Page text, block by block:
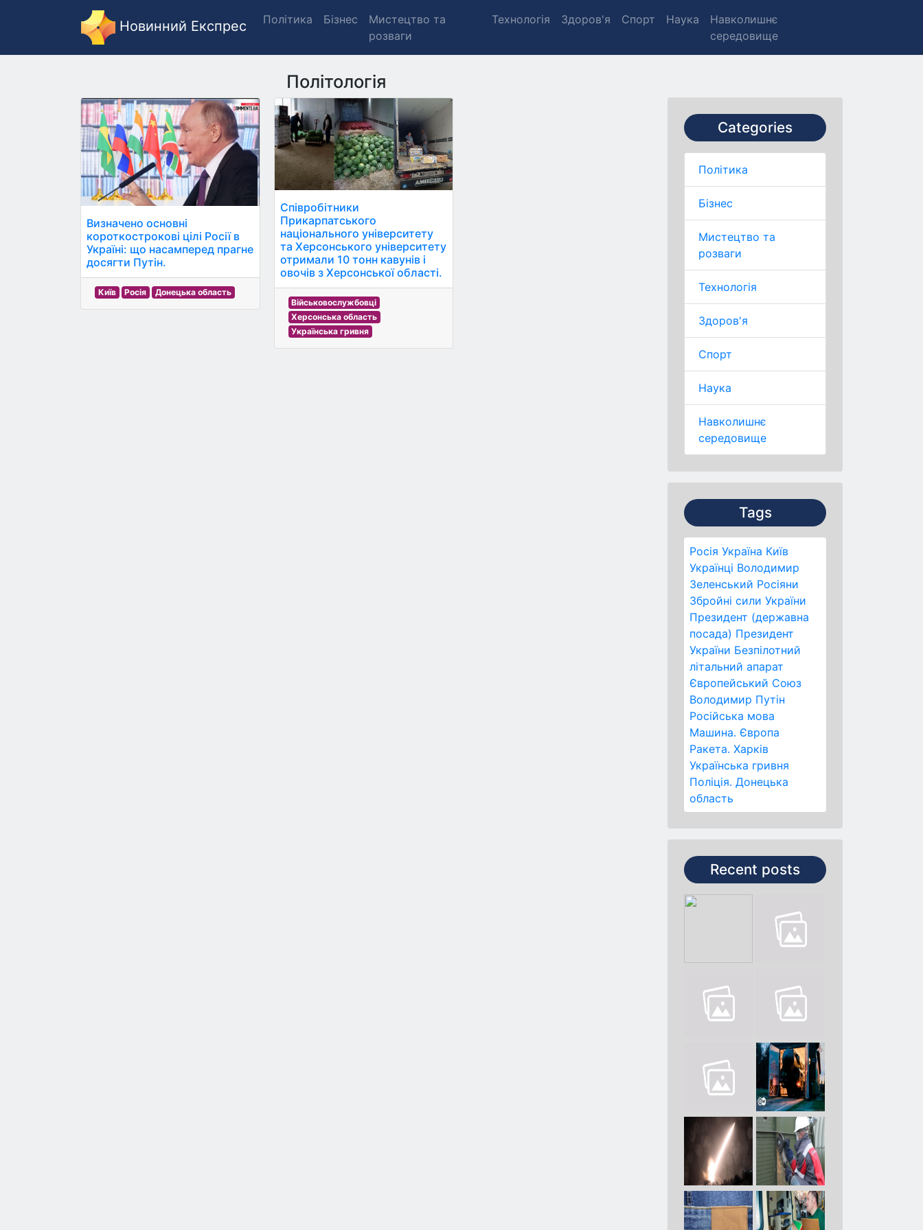
Новинний Експрес Політика Бізнес
Мистецтво та
розваги
Технологія Здоров'я Спорт Наука
Навколишнє
середовище
Політологія
Categories
Політика
Бізнес
Мистецтво та
розваги
Технологія
Здоров'я
Спорт
Наука
Навколишнє
середовище
Tags
Росія Україна Київ
Українці Володимир
Зеленський Росіяни
Збройні сили України
Президент (державна
посада) Президент
України Безпілотний
літальний апарат
Європейський Союз
Володимир Путін
Російська мова
Машина. Європа
Ракета. Харків
Українська гривня
Поліція. Донецька
область
Recent posts
Визначено основні
короткострокові цілі Росії в
Україні: що насамперед прагне
досягти Путін.
Київ Росія Донецька область
Співробітники
Прикарпатського
національного університету
та Херсонського університету
отримали 10 тонн кавунів і
овочів з Херсонської області.
Військовослужбовці
Херсонська область
Українська гривня